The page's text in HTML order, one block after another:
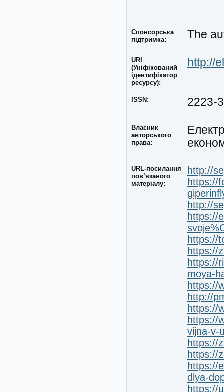
Спонсорська
підтримка:
The
URI
(Уніфікований
ідентифікатор
ресурсу):
http://
ISSN: 2223-
Власник
авторського
права:
URL-посилання
пов’язаного
матеріалу:
http://
https://
http://
https://
https://
https://
https://
moya-
https://
http://
https://
https://
vijna-v-
https://
https://
https://
dlya-
https://